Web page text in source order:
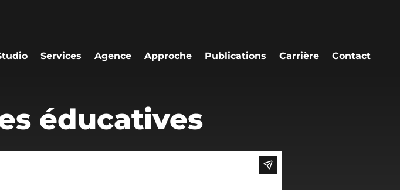
Services Agence Approche Publications Carrière Contact
éducatives